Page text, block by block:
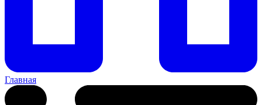
Главная